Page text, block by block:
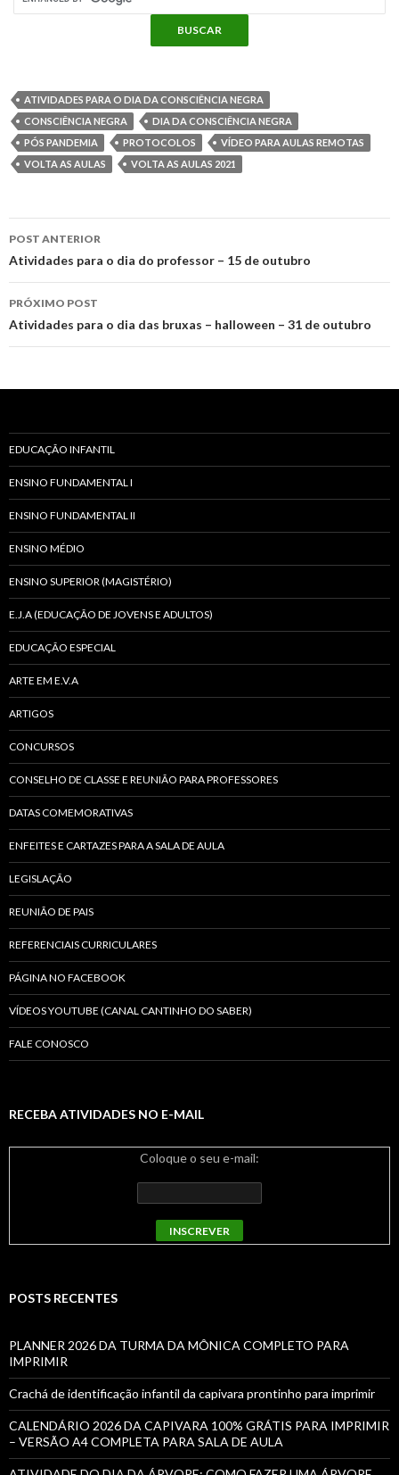
o
k
r
r
e
s
A
p
p e m
p
r
t
l
h
a
ATIVIDADES PARA O DIA DA CONSCIÊNCIA NEGRA
CONSCIÊNCIA NEGRA
DIA DA CONSCIÊNCIA NEGRA
PÓS PANDEMIA
PROTOCOLOS
VÍDEO PARA AULAS REMOTAS
VOLTA AS AULAS
VOLTA AS AULAS 2021
Navegação
do
post
POST ANTERIOR
Atividades para o dia do professor – 15 de outubro
PRÓXIMO POST
Atividades para o dia das bruxas – halloween – 31 de outubro
EDUCAÇÃO INFANTIL
ENSINO FUNDAMENTAL I
ENSINO FUNDAMENTAL II
ENSINO MÉDIO
ENSINO SUPERIOR (MAGISTÉRIO)
E.J.A (EDUCAÇÃO DE JOVENS E ADULTOS)
EDUCAÇÃO ESPECIAL
ARTE EM E.V.A
ARTIGOS
CONCURSOS
CONSELHO DE CLASSE E REUNIÃO PARA PROFESSORES
DATAS COMEMORATIVAS
ENFEITES E CARTAZES PARA A SALA DE AULA
LEGISLAÇÃO
REUNIÃO DE PAIS
REFERENCIAIS CURRICULARES
PÁGINA NO FACEBOOK
VÍDEOS YOUTUBE (CANAL CANTINHO DO SABER)
FALE CONOSCO
RECEBA ATIVIDADES NO E-MAIL
Coloque o seu e-mail:
POSTS RECENTES
PLANNER 2026 DA TURMA DA MÔNICA COMPLETO PARA
IMPRIMIR
Crachá de identificação infantil da capivara prontinho para imprimir
CALENDÁRIO 2026 DA CAPIVARA 100% GRÁTIS PARA IMPRIMIR
– VERSÃO A4 COMPLETA PARA SALA DE AULA